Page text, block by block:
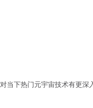
当下热门元宇宙技术有更深